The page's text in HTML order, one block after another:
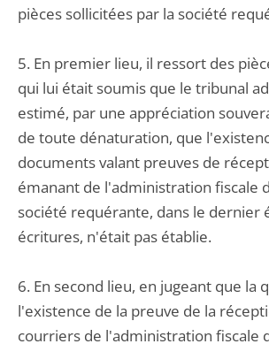
pièces sollicitées par la société
5. En premier lieu, il ressort des
qui lui était soumis que le tribunal
estimé, par une appréciation
de toute dénaturation, que
documents valant preuves de
émanant de l'administration fiscale
société requérante, dans le dernier
écritures, n'était pas établie.
6. En second lieu, en jugeant que la
l'existence de la preuve de la
courriers de l'administration fiscale